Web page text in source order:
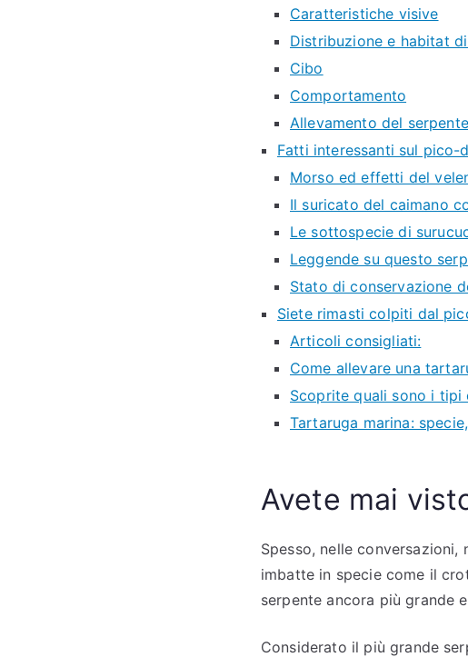
Caratteristiche visive
Distribuzione e habitat
Cibo
Comportamento
Allevamento del
Fatti interessanti sul pico-
Morso ed effetti del
Il suricato del caimano
Le sottospecie di
Leggende su questo
Stato di conservazione
Siete rimasti colpiti dal
Articoli consigliati:
Come allevare una
Scoprite quali sono i tipi
Tartaruga marina:
Avete mai
Spesso, nelle
imbatte in specie come il
serpente ancora più grande
Considerato il più grande